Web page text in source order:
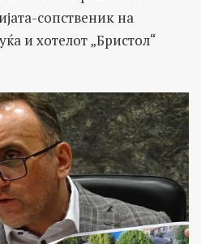
сопственик на
и хотелот „Бристол“